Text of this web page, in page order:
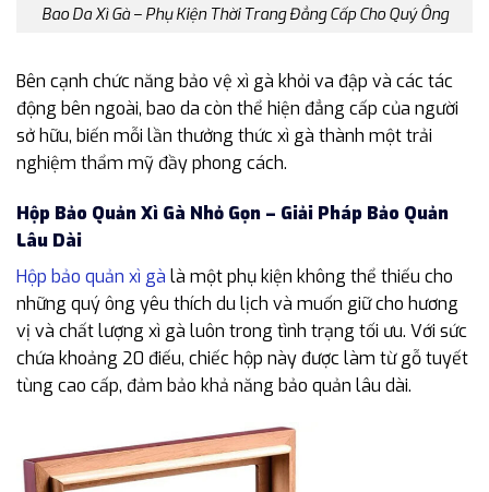
Bao Da Xì Gà – Phụ Kiện Thời Trang Đẳng Cấp Cho Quý Ông
Bên cạnh chức năng bảo vệ xì gà khỏi va đập và các tác
động bên ngoài, bao da còn thể hiện đẳng cấp của người
sở hữu, biến mỗi lần thưởng thức xì gà thành một trải
nghiệm thẩm mỹ đầy phong cách.
Hộp Bảo Quản Xì Gà Nhỏ Gọn – Giải Pháp Bảo Quản
Lâu Dài
Hộp bảo quản xì gà là một phụ kiện không thể thiếu cho
những quý ông yêu thích du lịch và muốn giữ cho hương
vị và chất lượng xì gà luôn trong tình trạng tối ưu. Với sức
chứa khoảng 20 điếu, chiếc hộp này được làm từ gỗ tuyết
tùng cao cấp, đảm bảo khả năng bảo quản lâu dài.